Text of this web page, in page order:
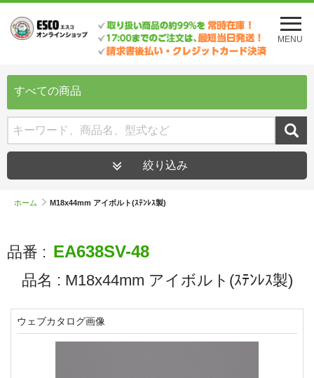
メ
ニ
ュ
を
MENU
すべての商品
絞り込み
ホーム M18x44mm アイボルト(ｽﾃﾝﾚｽ製)
品番 : EA638SV-48
品名 : M18x44mm アイボルト(ｽﾃﾝﾚｽ製)
ウェブカタログ画像